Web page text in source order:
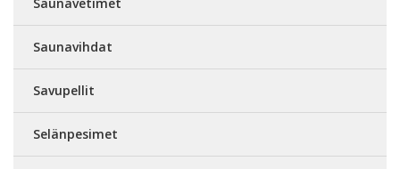
Saunavihdat
Savupellit
Selänpesimet